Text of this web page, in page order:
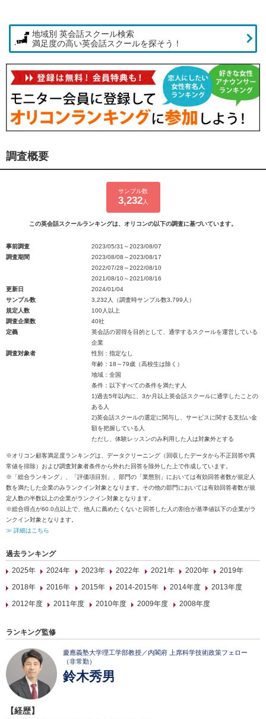
地域別 英会話スクール検索
満足度の高い英会話スクールを探そう！
調査概要
サンプル数
3,232人
この英会話スクールランキングは、オリコンの以下の調査に基づいています。
事前調査
2023/05/31～2023/08/07
調査期間
2023/08/08～2023/08/17
2022/07/28～2022/08/10
2021/08/10～2021/08/16
更新日
2024/01/04
サンプル数
3,232人（調査時サンプル数3,799人）
規定人数
100人以上
調査企業数
40社
定義
英会話の習得を目的として、通学するスクールを運営している
企業
調査対象者
性別：指定なし
年齢：18～79歳（高校生は除く）
地域：全国
条件：以下すべての条件を満たす人
1)過去5年以内に、3か月以上英会話スクールに通学したことの
ある人
2)英会話スクールの選定に関与し、サービスに関する支払い金
額を把握している人
ただし、体験レッスンのみ利用した人は対象外とする
※オリコン顧客満足度ランキングは、データクリーニング（回収したデータから不正回答や異
常値を排除）および調査対象者条件から外れた回答を除外した上で作成しています。
※「総合ランキング」、「評価項目別」、部門の「業態別」においては有効回答者数が規定人
数を満たした企業のみランクイン対象となります。その他の部門においては有効回答者数が規
定人数の半数以上の企業がランクイン対象となります。
※総合得点が60.0点以上で、他人に薦めたくないと回答した人の割合が基準値以下の企業がラ
ンクイン対象となります。
≫ 詳細はこちら
過去ランキング
2025年
2024年 2023年 2022年 2021年 2020年
2019年
2018年
2016年 2015年 2014-2015年 2014年度
2013年度
2012年度
2011年度 2010年度 2009年度 2008年度
ランキング監修
慶應義塾大学理工学部教授／内閣府 上席科学技術政策フェロー
（非常勤）
鈴木秀男
【経歴】